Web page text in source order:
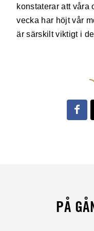
konstaterar att våra
vecka har höjt vår
är särskilt viktigt i
PÅ